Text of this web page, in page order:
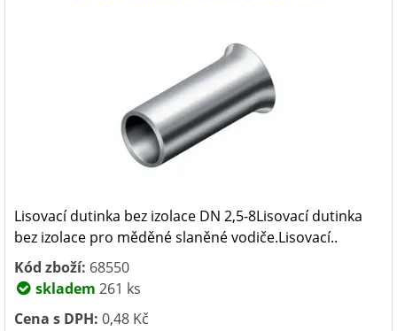
Lisovací dutinka bez izolace DN 2,5-8Lisovací dutinka
bez izolace pro měděné slaněné vodiče.Lisovací..
Kód zboží: 68550
skladem 261 ks
Cena s DPH: 0,48 Kč